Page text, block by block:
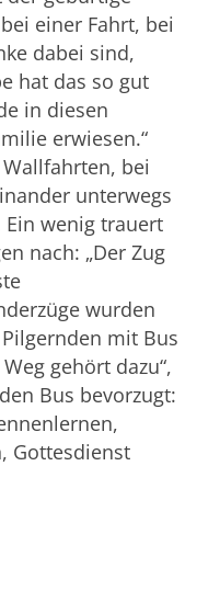
einer Fahrt, bei
dabei sind,
hat das so gut
in diesen
erwiesen.“
bei
unterwegs
wenig trauert
nach: „Der Zug
wurden
mit Bus
gehört dazu“,
Bus bevorzugt:
Gottesdienst